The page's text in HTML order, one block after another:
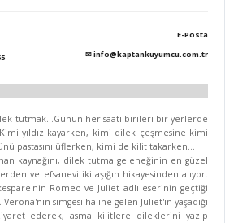
E-Posta
✉info@kaptankuyumcu.com.tr
tutmak...Günün her saati birileri bir yerlerde
yıldız kayarken, kimi dilek çeşmesine kimi
pastasını üflerken, kimi de kilit takarken...
kaynağını, dilek tutma geleneğinin en güzel
ve efsanevi iki aşığın hikayesinden alıyor.
Romeo ve Juliet adlı eserinin geçtiği
simgesi haline gelen Juliet'in yaşadığı
ederek, asma kilitlere dileklerini yazıp